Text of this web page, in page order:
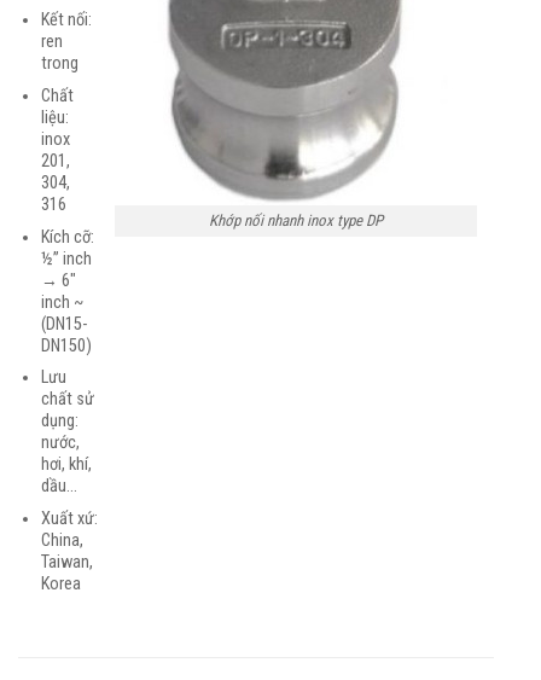
Kết nối:
ren
trong
Chất
liệu:
inox
201,
304,
316
Kích cỡ:
½” inch
→ 6″
inch ~
(DN15-
DN150)
Lưu
chất sử
dụng:
nước,
hơi, khí,
dầu…
Xuất xứ:
China,
Taiwan,
Korea
Khớp nối nhanh inox type DP